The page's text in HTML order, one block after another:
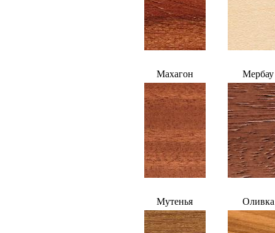
Махагон Мербау
Мутенья Оливка